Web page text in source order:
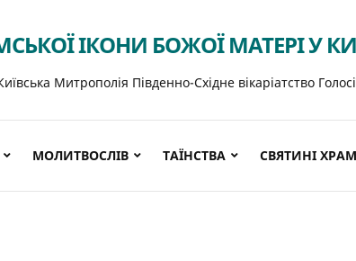
ІКОНИ БОЖОЇ МАТЕРІ У
Митрополія Південно-Східне вікаріатство
МОЛИТВОСЛІВ ТАЇНСТВА СВЯТИНІ